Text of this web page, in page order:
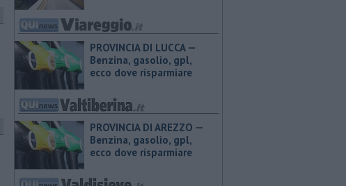
PROVINCIA DI LUCCA — ​
Benzina, gasolio, gpl,
ecco dove risparmiare
PROVINCIA DI AREZZO — ​
Benzina, gasolio, gpl,
ecco dove risparmiare